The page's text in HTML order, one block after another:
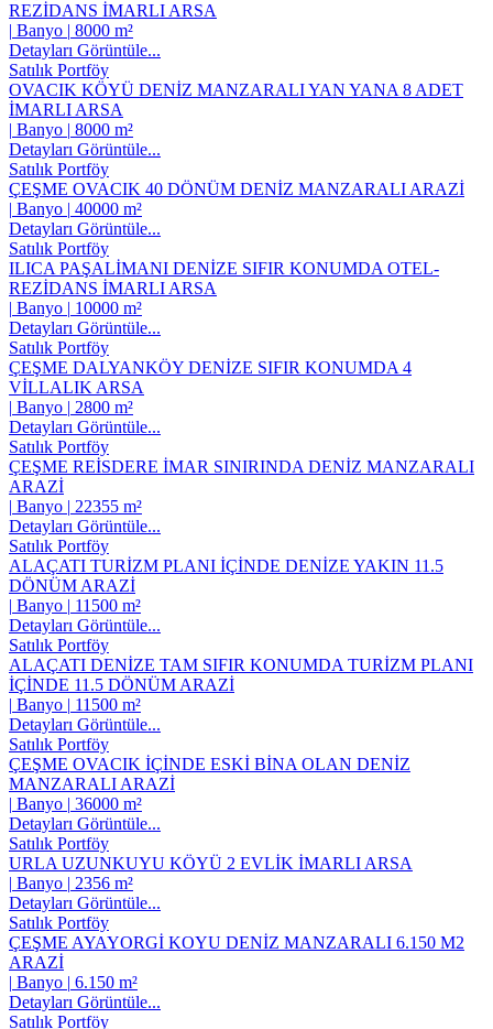
REZİDANS İMARLI ARSA
| Banyo | 8000 m²
Detayları Görüntüle...
Satılık Portföy
OVACIK KÖYÜ DENİZ MANZARALI YAN YANA 8 ADET
İMARLI ARSA
| Banyo | 8000 m²
Detayları Görüntüle...
Satılık Portföy
ÇEŞME OVACIK 40 DÖNÜM DENİZ MANZARALI ARAZİ
| Banyo | 40000 m²
Detayları Görüntüle...
Satılık Portföy
ILICA PAŞALİMANI DENİZE SIFIR KONUMDA OTEL-
REZİDANS İMARLI ARSA
| Banyo | 10000 m²
Detayları Görüntüle...
Satılık Portföy
ÇEŞME DALYANKÖY DENİZE SIFIR KONUMDA 4
VİLLALIK ARSA
| Banyo | 2800 m²
Detayları Görüntüle...
Satılık Portföy
ÇEŞME REİSDERE İMAR SINIRINDA DENİZ MANZARALI
ARAZİ
| Banyo | 22355 m²
Detayları Görüntüle...
Satılık Portföy
ALAÇATI TURİZM PLANI İÇİNDE DENİZE YAKIN 11.5
DÖNÜM ARAZİ
| Banyo | 11500 m²
Detayları Görüntüle...
Satılık Portföy
ALAÇATI DENİZE TAM SIFIR KONUMDA TURİZM PLANI
İÇİNDE 11.5 DÖNÜM ARAZİ
| Banyo | 11500 m²
Detayları Görüntüle...
Satılık Portföy
ÇEŞME OVACIK İÇİNDE ESKİ BİNA OLAN DENİZ
MANZARALI ARAZİ
| Banyo | 36000 m²
Detayları Görüntüle...
Satılık Portföy
URLA UZUNKUYU KÖYÜ 2 EVLİK İMARLI ARSA
| Banyo | 2356 m²
Detayları Görüntüle...
Satılık Portföy
ÇEŞME AYAYORGİ KOYU DENİZ MANZARALI 6.150 M2
ARAZİ
| Banyo | 6.150 m²
Detayları Görüntüle...
Satılık Portföy